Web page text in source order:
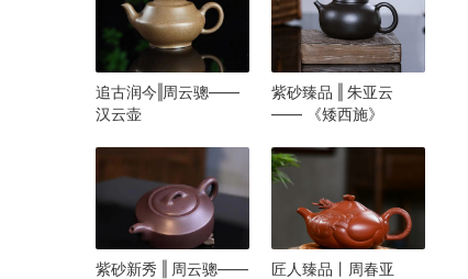
追古润今‖周云骢——
汉云壶
紫砂臻品 ‖ 朱亚云
—— 《矮西施》
紫砂新秀 ‖ 周云骢——
匠人臻品丨周春亚